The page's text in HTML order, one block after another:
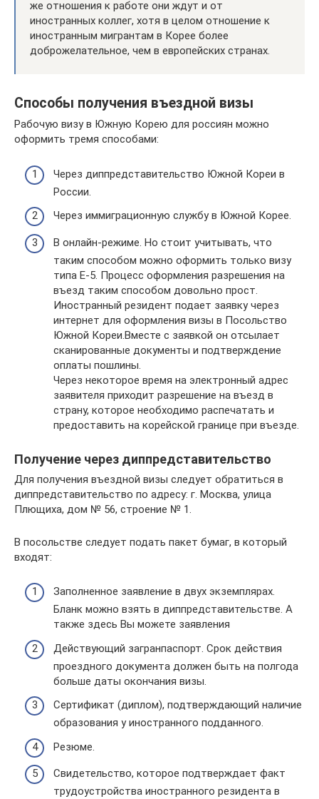
же отношения к работе они ждут и от
иностранных коллег, хотя в целом отношение к
иностранным мигрантам в Корее более
доброжелательное, чем в европейских странах.
Способы получения въездной визы
Рабочую визу в Южную Корею для россиян можно
оформить тремя способами:
Через диппредставительство Южной Кореи в
России.
Через иммиграционную службу в Южной Корее.
В онлайн-режиме. Но стоит учитывать, что
таким способом можно оформить только визу
типа Е-5. Процесс оформления разрешения на
въезд таким способом довольно прост.
Иностранный резидент подает заявку через
интернет для оформления визы в Посольство
Южной Кореи.Вместе с заявкой он отсылает
сканированные документы и подтверждение
оплаты пошлины.
Через некоторое время на электронный адрес
заявителя приходит разрешение на въезд в
страну, которое необходимо распечатать и
предоставить на корейской границе при въезде.
Получение через диппредставительство
Для получения въездной визы следует обратиться в
диппредставительство по адресу: г. Москва, улица
Плющиха, дом № 56, строение № 1.
В посольстве следует подать пакет бумаг, в который
входят:
Заполненное заявление в двух экземплярах.
Бланк можно взять в диппредставительстве. А
также здесь Вы можете заявления
Действующий загранпаспорт. Срок действия
проездного документа должен быть на полгода
больше даты окончания визы.
Сертификат (диплом), подтверждающий наличие
образования у иностранного подданного.
Резюме.
Свидетельство, которое подтверждает факт
трудоустройства иностранного резидента в